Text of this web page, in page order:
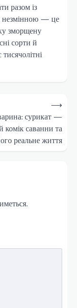
разом із
незмінною — це
зморщену
сорти й
сурикат —
комік саванни та
реальне життя
⟶